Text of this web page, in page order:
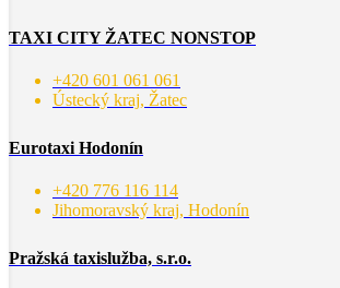
TAXI CITY ŽATEC NONSTOP
+420 601 061 061
Ústecký kraj, Žatec
Eurotaxi Hodonín
+420 776 116 114
Jihomoravský kraj, Hodonín
Pražská taxislužba, s.r.o.